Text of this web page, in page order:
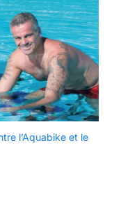
l’Aquabike et le